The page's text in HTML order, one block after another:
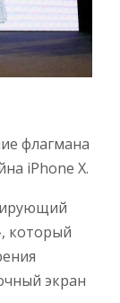
флагмана
iPhone X.
который
экран